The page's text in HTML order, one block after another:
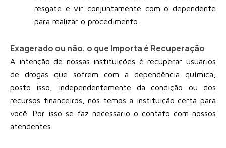
resgate e vir conjuntamente com o dependente
para realizar o procedimento.
Exagerado ou não, o que Importa é Recuperação
A intenção de nossas instituições é recuperar usuários
de drogas que sofrem com a dependência química,
posto isso, independentemente da condição ou dos
recursos financeiros, nós temos a instituição certa para
você. Por isso se faz necessário o contato com nossos
atendentes.